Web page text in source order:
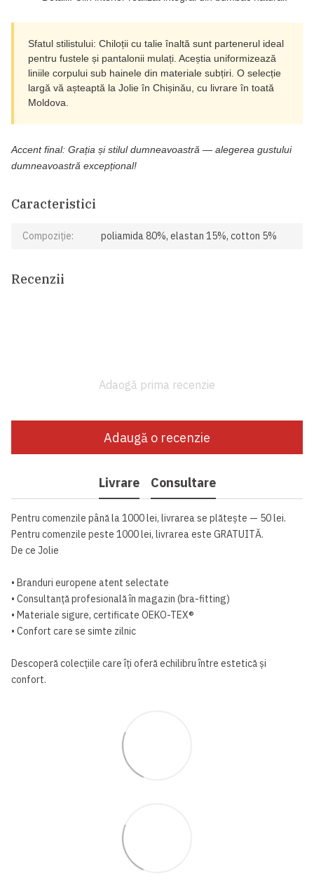
Sfatul stilistului: Chiloții cu talie înaltă sunt partenerul ideal
pentru fustele și pantalonii mulați. Aceștia uniformizează
liniile corpului sub hainele din materiale subțiri. O selecție
largă vă așteaptă la Jolie în Chișinău, cu livrare în toată
Moldova.
Accent final: Grația și stilul dumneavoastră — alegerea gustului
dumneavoastră excepțional!
Caracteristici
Compoziție: poliamida 80%, elastan 15%, cotton 5%
Recenzii
Adaogă prima recenzie
Adaugă o recenzie
Livrare Consultare
Pentru comenzile până la 1000 lei, livrarea se plătește — 50 lei.
Pentru comenzile peste 1000 lei, livrarea este GRATUITĂ.
De ce Jolie
• Branduri europene atent selectate
• Consultanță profesională în magazin (bra-fitting)
• Materiale sigure, certificate OEKO-TEX®
• Confort care se simte zilnic
Descoperă colecțiile care îți oferă echilibru între estetică și
confort.